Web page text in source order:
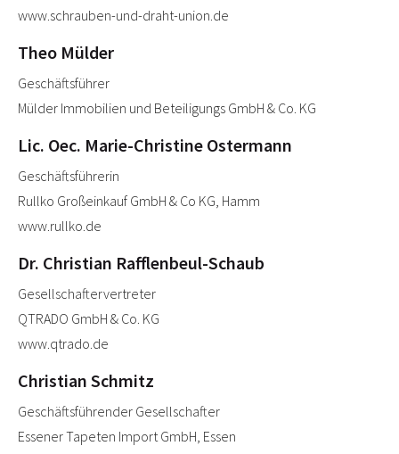
www.schrauben-und-draht-union.de
Theo Mülder
Geschäftsführer
Mülder Immobilien und Beteiligungs GmbH & Co. KG
Lic. Oec. Marie-Christine Ostermann
Geschäftsführerin
Rullko Großeinkauf GmbH & Co KG, Hamm
www.rullko.de
Dr. Christian Rafflenbeul-Schaub
Gesellschaftervertreter
QTRADO GmbH & Co. KG
www.qtrado.de
Christian Schmitz
Geschäftsführender Gesellschafter
Essener Tapeten Import GmbH, Essen